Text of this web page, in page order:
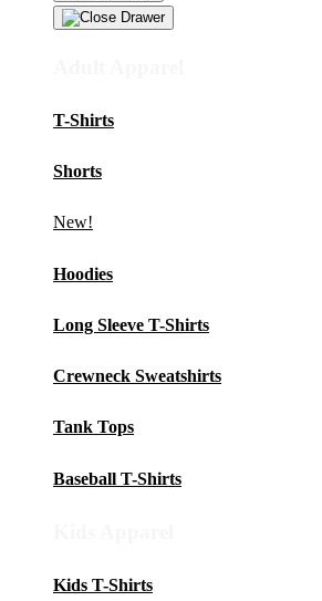
T-Shirts
Shorts
New!
Hoodies
Long Sleeve T-Shirts
Crewneck Sweatshirts
Tank Tops
Baseball T-Shirts
Kids T-Shirts